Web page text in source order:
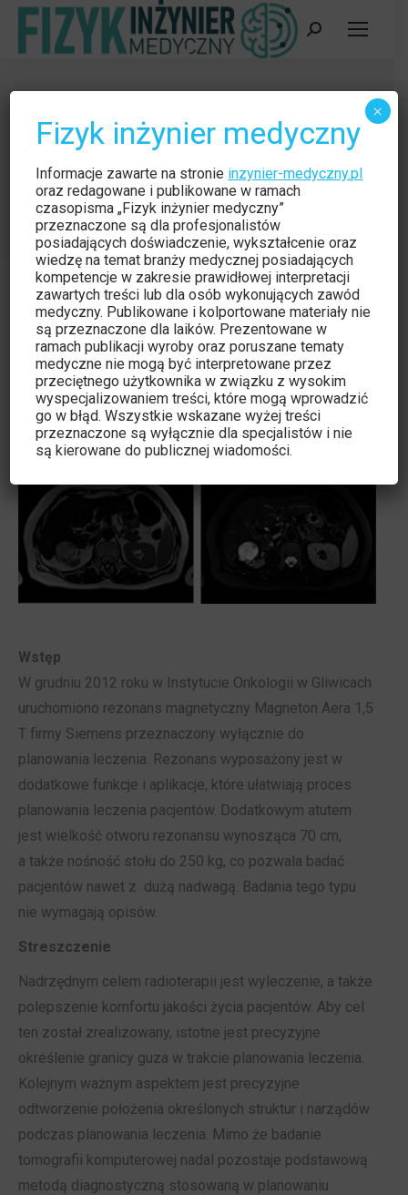
Szukaj:
magnetycznego w planowaniu
leczenia
Jesteś tutaj: Strona główna
Czytelnia
Zastosowanie rezonansu magnetycznego w planowaniu…
gru
2014
Czytelnia
Naukowe
Wstęp
W grudniu 2012 roku w Instytucie Onkologii w Gliwicach
uruchomiono rezonans magnetyczny Magneton Aera 1,5
T firmy Siemens przeznaczony wyłącznie do
planowania leczenia. Rezonans wyposażony jest w
dodatkowe funkcje i aplikacje, które ułatwiają proces
planowania leczenia pacjentów. Dodatkowym atutem
jest wielkość otworu rezonansu wynosząca 70 cm,
a także nośność stołu do 250 kg, co pozwala badać
pacjentów nawet z dużą nadwagą. Badania tego typu
nie wymagają opisów.
Streszczenie
Nadrzędnym celem radioterapii jest wyleczenie, a także
polepszenie komfortu jakości życia pacjentów. Aby cel
ten został zrealizowany, istotne jest precyzyjne
określenie granicy guza w trakcie planowania leczenia.
Kolejnym ważnym aspektem jest precyzyjne
odtworzenie położenia określonych struktur i narządów
podczas planowania leczenia. Mimo że badanie
tomografii komputerowej nadal pozostaje podstawową
metodą diagnostyczną stosowaną w planowaniu
Fizyk inżynier medyczny
Informacje zawarte na stronie inzynier-medyczny.pl
oraz redagowane i publikowane w ramach
czasopisma „Fizyk inżynier medyczny”
przeznaczone są dla profesjonalistów
posiadających doświadczenie, wykształcenie oraz
wiedzę na temat branży medycznej posiadających
kompetencje w zakresie prawidłowej interpretacji
zawartych treści lub dla osób wykonujących zawód
medyczny. Publikowane i kolportowane materiały nie
są przeznaczone dla laików. Prezentowane w
ramach publikacji wyroby oraz poruszane tematy
medyczne nie mogą być interpretowane przez
przeciętnego użytkownika w związku z wysokim
wyspecjalizowaniem treści, które mogą wprowadzić
go w błąd. Wszystkie wskazane wyżej treści
przeznaczone są wyłącznie dla specjalistów i nie
są kierowane do publicznej wiadomości.
×